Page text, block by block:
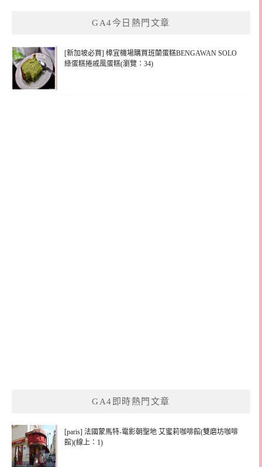
GA4今日熱門文章
[新加坡必買] 樟宜機場購買班蘭蛋糕BENGAWAN SOLO
綠蛋糕捲戚風蛋糕(瀏覽：34)
GA4即時熱門文章
[paris] 法國蒙馬特-電影朝聖地 艾蜜莉咖啡館(雙磨坊咖啡
館)(線上：1)